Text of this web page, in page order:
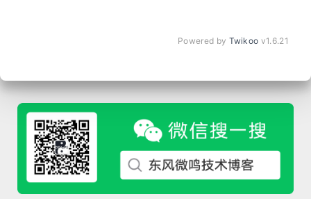
Powered by Twikoo v1.6.21